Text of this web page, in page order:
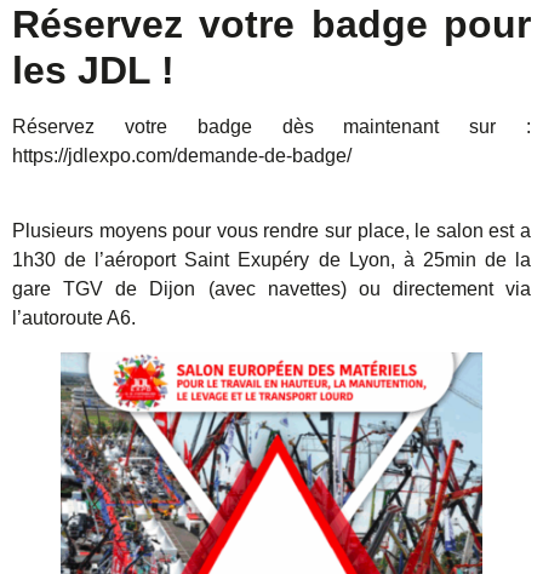
Réservez votre badge pour
les JDL !
Réservez votre badge dès maintenant sur :
https://jdlexpo.com/demande-de-badge/
Plusieurs moyens pour vous rendre sur place, le salon est a
1h30 de l’aéroport Saint Exupéry de Lyon, à 25min de la
gare TGV de Dijon (avec navettes) ou directement via
l’autoroute A6.